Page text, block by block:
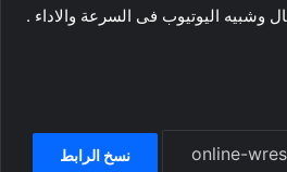
وشبيه اليوتيوب فى السرعة والاداء .
نسخ الرابط